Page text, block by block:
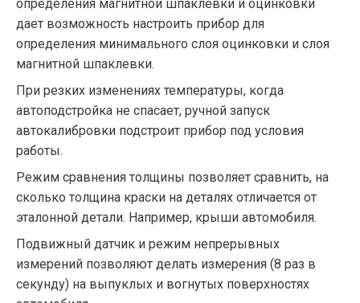
определения магнитной шпаклевки и оцинковки
дает возможность настроить прибор для
определения минимального слоя оцинковки и слоя
магнитной шпаклевки.
При резких изменениях температуры, когда
автоподстройка не спасает, ручной запуск
автокалибровки подстроит прибор под условия
работы.
Режим сравнения толщины позволяет сравнить, на
сколько толщина краски на деталях отличается от
эталонной детали. Например, крыши автомобиля.
Подвижный датчик и режим непрерывных
измерений позволяют делать измерения (8 раз в
секунду) на выпуклых и вогнутых поверхностях